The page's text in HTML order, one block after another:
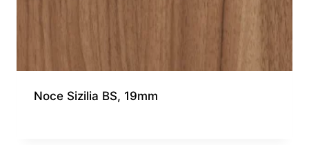
Noce Sizilia BS, 19mm